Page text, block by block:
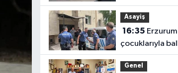
karşı şeritteki
çarptı
Asayiş
16:35
çocuklarıyla
çıkan
kararlı koca
Genel